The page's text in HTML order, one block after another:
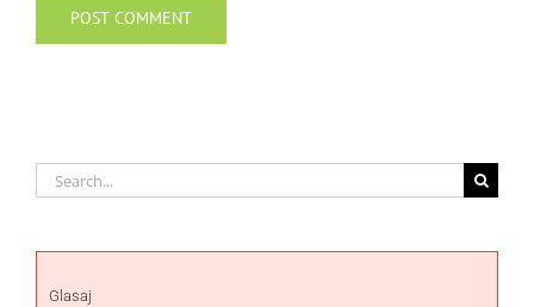
Search
for:
Glasaj